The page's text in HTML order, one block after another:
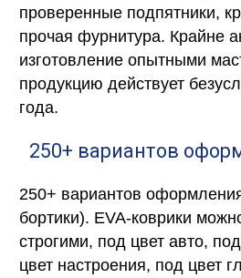
проверенные подпятники,
прочая фурнитура. Крайне
изготовление опытными
продукцию действует
года.
250+ вариантов
250+ вариантов
бортики). EVA-коврики
строгими, под цвет авто,
цвет настроения, под цвет